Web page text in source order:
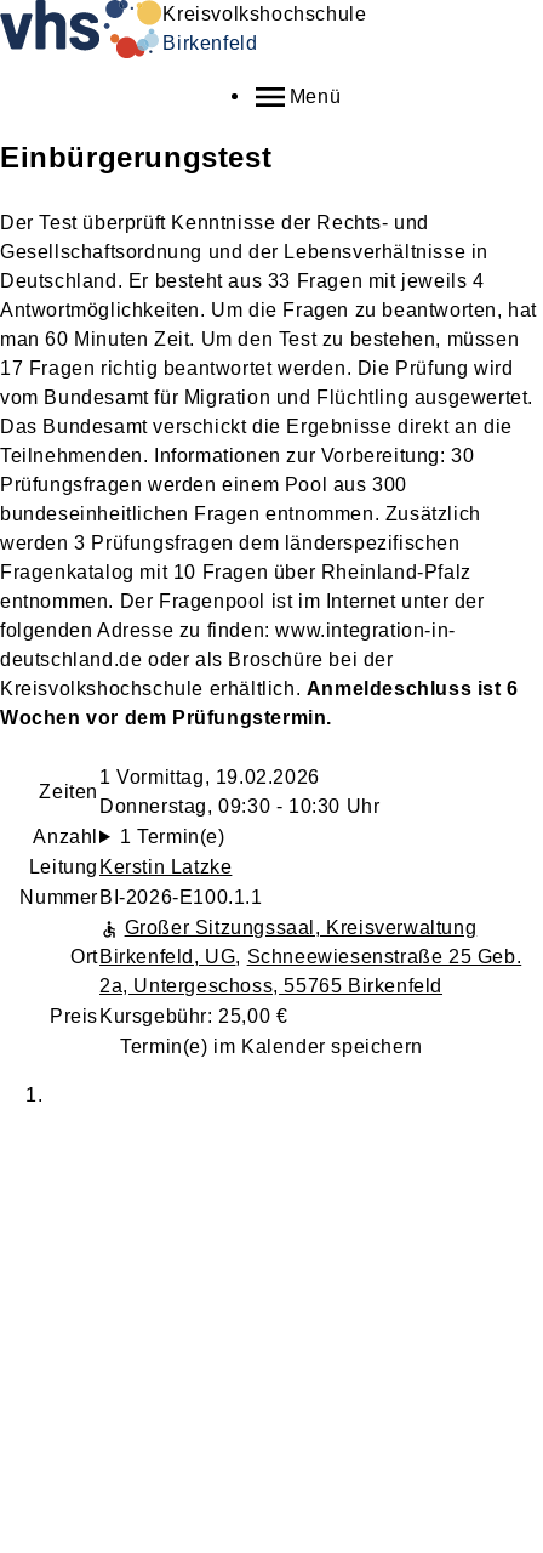
Kreisvolkshochschule
Birkenfeld
Menü
Einbürgerungstest
Der Test überprüft Kenntnisse der Rechts- und
Gesellschaftsordnung und der Lebensverhältnisse in
Deutschland. Er besteht aus 33 Fragen mit jeweils 4
Antwortmöglichkeiten. Um die Fragen zu beantworten, hat
man 60 Minuten Zeit. Um den Test zu bestehen, müssen
17 Fragen richtig beantwortet werden. Die Prüfung wird
vom Bundesamt für Migration und Flüchtling ausgewertet.
Das Bundesamt verschickt die Ergebnisse direkt an die
Teilnehmenden. Informationen zur Vorbereitung: 30
Prüfungsfragen werden einem Pool aus 300
bundeseinheitlichen Fragen entnommen. Zusätzlich
werden 3 Prüfungsfragen dem länderspezifischen
Fragenkatalog mit 10 Fragen über Rheinland-Pfalz
entnommen. Der Fragenpool ist im Internet unter der
folgenden Adresse zu finden: www.integration-in-
deutschland.de oder als Broschüre bei der
Kreisvolkshochschule erhältlich. Anmeldeschluss ist 6
Wochen vor dem Prüfungstermin.
Zeiten
1 Vormittag, 19.02.2026
Donnerstag, 09:30 - 10:30 Uhr
Anzahl
1 Termin(e)
Leitung Kerstin Latzke
Nummer BI-2026-E100.1.1
Ort
Großer Sitzungssaal, Kreisverwaltung
Birkenfeld, UG, Schneewiesenstraße 25 Geb.
2a, Untergeschoss, 55765 Birkenfeld
Preis Kursgebühr: 25,00 €
Termin(e) im Kalender speichern